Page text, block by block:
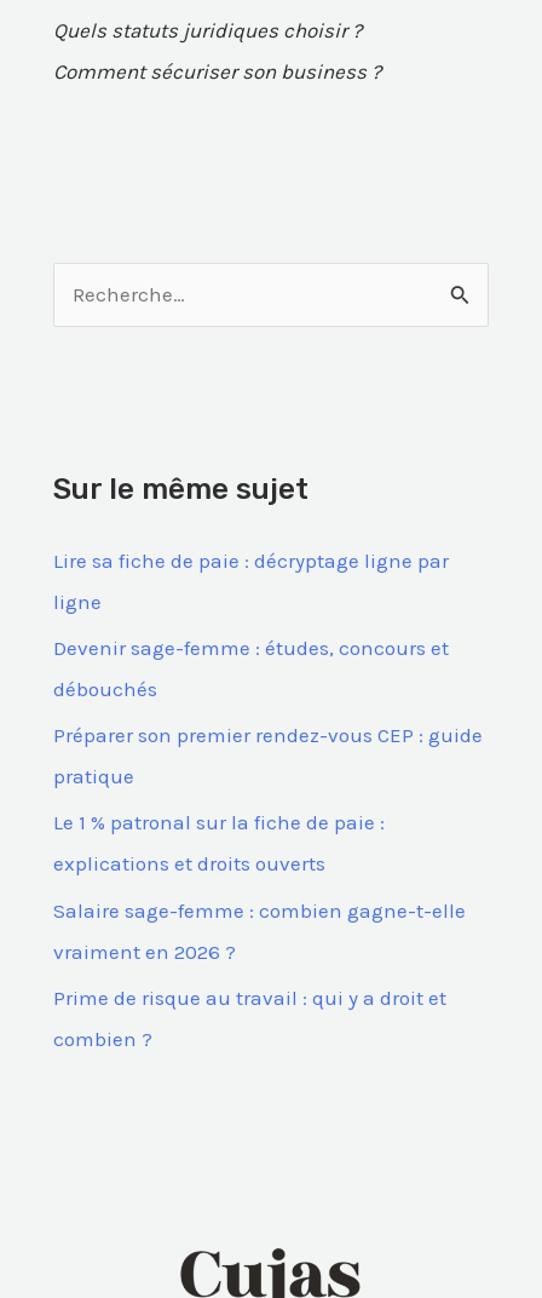
Quels statuts juridiques choisir ?
Comment sécuriser son business ?
h
Sur le même sujet
Lire sa fiche de paie : décryptage ligne par
ligne
Devenir sage-femme : études, concours et
débouchés
Préparer son premier rendez-vous CEP : guide
pratique
Le 1 % patronal sur la fiche de paie :
explications et droits ouverts
Salaire sage-femme : combien gagne-t-elle
vraiment en 2026 ?
Prime de risque au travail : qui y a droit et
combien ?